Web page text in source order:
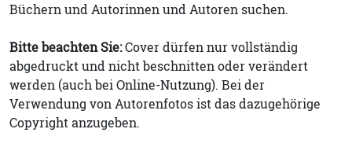
Büchern und Autorinnen und Autoren suchen.
Bitte beachten Sie:Cover dürfen nur vollständig
abgedruckt und nicht beschnitten oder verändert
werden (auch bei Online-Nutzung). Bei der
Verwendung von Autorenfotos ist das dazugehörige
Copyright anzugeben.